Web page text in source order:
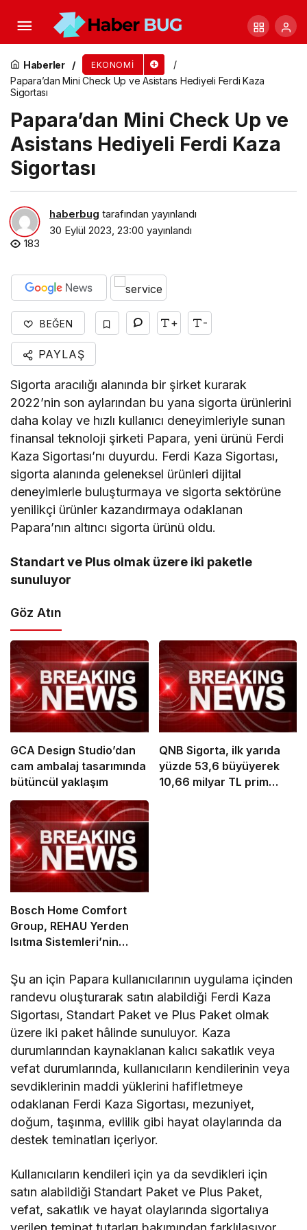
Haberler EKONOMI
Papara’dan Mini Check Up ve Asistans Hediyeli Ferdi Kaza
Sigortası
Papara’dan Mini Check Up ve
Asistans Hediyeli Ferdi Kaza
Sigortası
haberbug tarafından yayınlandı
30 Eylül 2023, 23:00 yayınlandı
183
BEĞEN + -
PAYLAŞ
Sigorta aracılığı alanında bir şirket kurarak
2022’nin son aylarından bu yana sigorta ürünlerini
daha kolay ve hızlı kullanıcı deneyimleriyle sunan
finansal teknoloji şirketi Papara, yeni ürünü Ferdi
Kaza Sigortası’nı duyurdu. Ferdi Kaza Sigortası,
sigorta alanında geleneksel ürünleri dijital
deneyimlerle buluşturmaya ve sigorta sektörüne
yenilikçi ürünler kazandırmaya odaklanan
Papara’nın altıncı sigorta ürünü oldu.
Standart ve Plus olmak üzere iki paketle
sunuluyor
Göz Atın
GCA Design Studio’dan
cam ambalaj tasarımında
bütüncül yaklaşım
QNB Sigorta, ilk yarıda
yüzde 53,6 büyüyerek
10,66 milyar TL prim
Bosch Home Comfort
Group, REHAU Yerden
Isıtma Sistemleri’nin
distribütörü oldu
Şu an için Papara kullanıcılarının uygulama içinden
randevu oluşturarak satın alabildiği Ferdi Kaza
Sigortası, Standart Paket ve Plus Paket olmak
üzere iki paket hâlinde sunuluyor. Kaza
durumlarından kaynaklanan kalıcı sakatlık veya
vefat durumlarında, kullanıcıların kendilerinin veya
sevdiklerinin maddi yüklerini hafifletmeye
odaklanan Ferdi Kaza Sigortası, mezuniyet,
doğum, taşınma, evlilik gibi hayat olaylarında da
destek teminatları içeriyor.
Kullanıcıların kendileri için ya da sevdikleri için
satın alabildiği Standart Paket ve Plus Paket,
vefat, sakatlık ve hayat olaylarında sigortalıya
DANET Afyon’un Kültürel Tanıtımına Destek